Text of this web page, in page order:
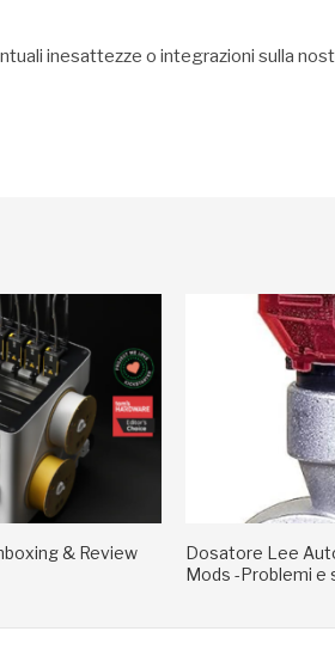
inesattezze o integrazioni sulla
& Review
Dosatore Lee
Mods -Problemi e